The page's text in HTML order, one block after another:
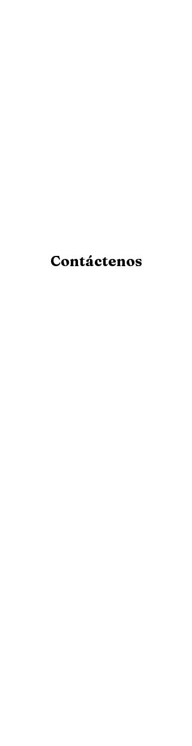
Contáctenos